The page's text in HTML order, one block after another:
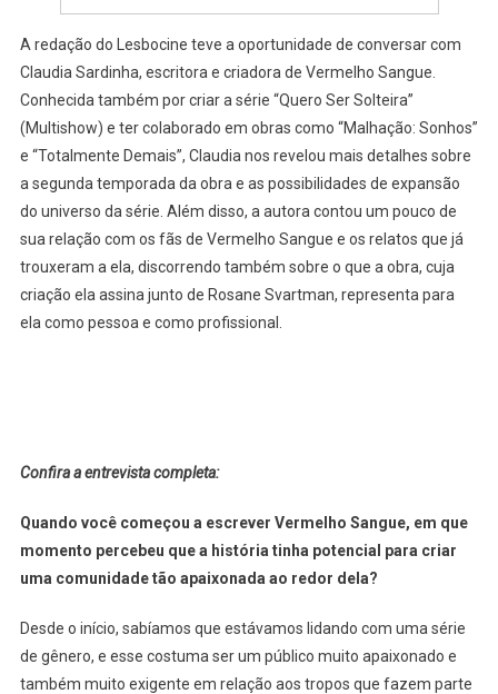
A redação do Lesbocine teve a oportunidade de conversar com
Claudia Sardinha, escritora e criadora de Vermelho Sangue.
Conhecida também por criar a série “Quero Ser Solteira”
(Multishow) e ter colaborado em obras como “Malhação: Sonhos”
e “Totalmente Demais”, Claudia nos revelou mais detalhes sobre
a segunda temporada da obra e as possibilidades de expansão
do universo da série. Além disso, a autora contou um pouco de
sua relação com os fãs de Vermelho Sangue e os relatos que já
trouxeram a ela, discorrendo também sobre o que a obra, cuja
criação ela assina junto de Rosane Svartman, representa para
ela como pessoa e como profissional.
Confira a entrevista completa:
Quando você começou a escrever Vermelho Sangue, em que
momento percebeu que a história tinha potencial para criar
uma comunidade tão apaixonada ao redor dela?
Desde o início, sabíamos que estávamos lidando com uma série
de gênero, e esse costuma ser um público muito apaixonado e
também muito exigente em relação aos tropos que fazem parte